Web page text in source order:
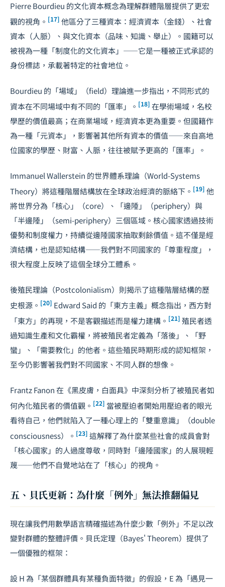
Pierre Bourdieu 的文化資本概念為理解群體階層提供了更宏
觀的視角。 [17] 他區分了三種資本：經濟資本（金錢）、社會
資本（人脈）、與文化資本（品味、知識、舉止）。國籍可以
被視為一種「制度化的文化資本」——它是一種被正式承認的
身份標誌，承載著特定的社會地位。
Bourdieu 的「場域」（field）理論進一步指出，不同形式的
資本在不同場域中有不同的「匯率」。 [18] 在學術場域，名校
學歷的價值最高；在商業場域，經濟資本更為重要。但國籍作
為一種「元資本」，影響著其他所有資本的價值——來自高地
位國家的學歷、財富、人脈，往往被賦予更高的「匯率」。
Immanuel Wallerstein 的世界體系理論（World-Systems
Theory）將這種階層結構放在全球政治經濟的脈絡下。 [19] 他
將世界分為「核心」（core）、「邊陲」（periphery）與
「半邊陲」（semi-periphery）三個區域。核心國家透過技術
優勢和制度權力，持續從邊陲國家抽取剩餘價值。這不僅是經
濟結構，也是認知結構——我們對不同國家的「尊重程度」，
很大程度上反映了這個全球分工體系。
後殖民理論（Postcolonialism）則揭示了這種階層結構的歷
史根源。 [20] Edward Said 的「東方主義」概念指出，西方對
「東方」的再現，不是客觀描述而是權力建構。 [21] 殖民者透
過知識生產和文化霸權，將被殖民者定義為「落後」、「野
蠻」、「需要教化」的他者。這些殖民時期形成的認知框架，
至今仍影響著我們對不同國家、不同人群的想像。
Frantz Fanon 在《黑皮膚，白面具》中深刻分析了被殖民者如
何內化殖民者的價值觀。 [22] 當被壓迫者開始用壓迫者的眼光
看待自己，他們就陷入了一種心理上的「雙重意識」（double
consciousness）。 [23] 這解釋了為什麼某些社會的成員會對
「核心國家」的人過度尊敬，同時對「邊陲國家」的人展現輕
蔑——他們不自覺地站在了「核心」的視角。
五、貝氏更新：為什麼「例外」無法推翻偏見
現在讓我們用數學語言精確描述為什麼少數「例外」不足以改
變對群體的整體評價。貝氏定理（Bayes' Theorem）提供了
一個優雅的框架：
設 H 為「某個群體具有某種負面特徵」的假設，E 為「遇見一